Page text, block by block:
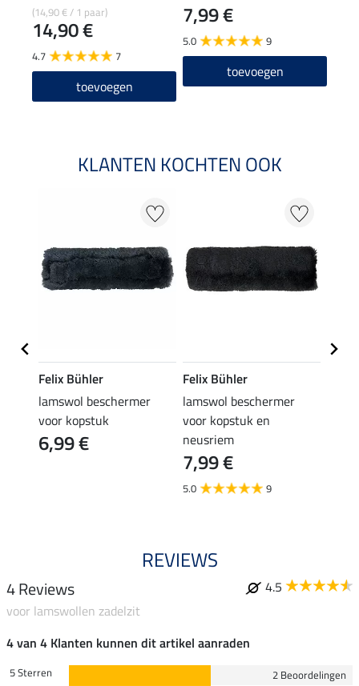
(14,90 € / 1 paar)
14,90 €
4.7 7
toevoegen
7,99 €
5.0 9
toevoegen
KLANTEN KOCHTEN OOK
Felix Bühler
lamswol beschermer
voor kopstuk
6,99 €
Felix Bühler
lamswol beschermer
voor kopstuk en
neusriem
7,99 €
5.0 9
REVIEWS
4 Reviews
4.5
voor lamswollen zadelzit
4 van 4 Klanten kunnen dit artikel aanraden
5 Sterren
2 Beoordelingen